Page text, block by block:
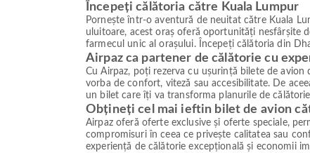
Începeți călătoria către Kuala Lumpur
Pornește într-o aventură de neuitat către Kuala
uluitoare, acest oraș oferă oportunități nesfârșite
farmecul unic al orașului. Începeți călătoria din
Airpaz ca partener de călătorie cu
Cu Airpaz, poți rezerva cu ușurință bilete de
vorba de confort, viteză sau accesibilitate. De
un bilet care îți va transforma planurile de
Obțineți cel mai ieftin bilet de avion
Airpaz oferă oferte exclusive și oferte speciale,
compromisuri în ceea ce privește calitatea sau
experiență de călătorie excepțională și economii